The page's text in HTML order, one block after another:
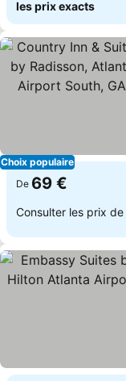
les prix exacts
Choix populaire
De 69 €
Consulter les prix de